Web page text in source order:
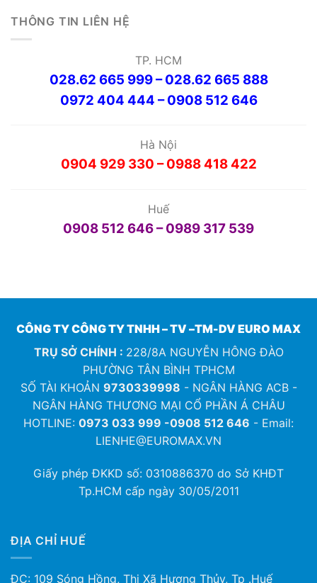
THÔNG TIN LIÊN HỆ
TP. HCM
028.62 665 999 – 028.62 665 888
0972 404 444 – 0908 512 646
Hà Nội
0904 929 330 – 0988 418 422
Huế
0908 512 646 – 0989 317 539
CÔNG TY CÔNG TY TNHH – TV –TM-DV EURO MAX
TRỤ SỞ CHÍNH : 228/8A NGUYỄN HÔNG ĐÀO
PHƯỜNG TÂN BÌNH TPHCM
SỐ TÀI KHOẢN 9730339998 - NGÂN HÀNG ACB -
NGÂN HÀNG THƯƠNG MẠI CỔ PHẦN Á CHÂU
HOTLINE: 0973 033 999 -0908 512 646 - Email:
LIENHE@EUROMAX.VN
Giấy phép ĐKKD số: 0310886370 do Sở KHĐT
Tp.HCM cấp ngày 30/05/2011
ĐỊA CHỈ HUẾ
ĐC: 109 Sóng Hồng, Thị Xã Hương Thủy, Tp .Huế